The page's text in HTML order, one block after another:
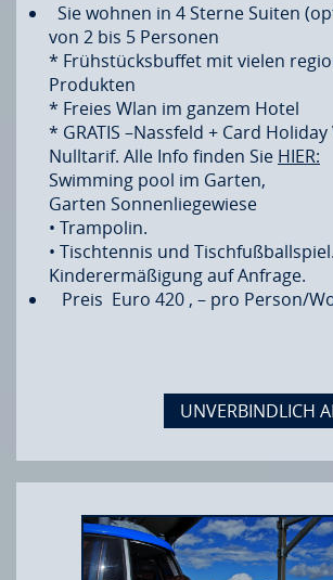
Sie wohnen in 4 Sterne Suiten
von 2 bis 5 Personen
* Frühstücksbuffet mit vielen
Produkten
* Freies Wlan im ganzem Hotel
* GRATIS –Nassfeld + Card
Nulltarif. Alle Info finden Sie HIER:
Swimming pool im Garten,
Garten Sonnenliegewiese
• Trampolin.
• Tischtennis und Tischfußballspiel.
Kinderermäßigung auf Anfrage.
Preis Euro 420 , – pro Person/
UNVERBINDLICH